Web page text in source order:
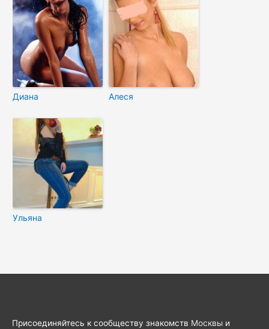
Диана Алеся
Ульяна
Присоединяйтесь к сообществу знакомств Москвы и